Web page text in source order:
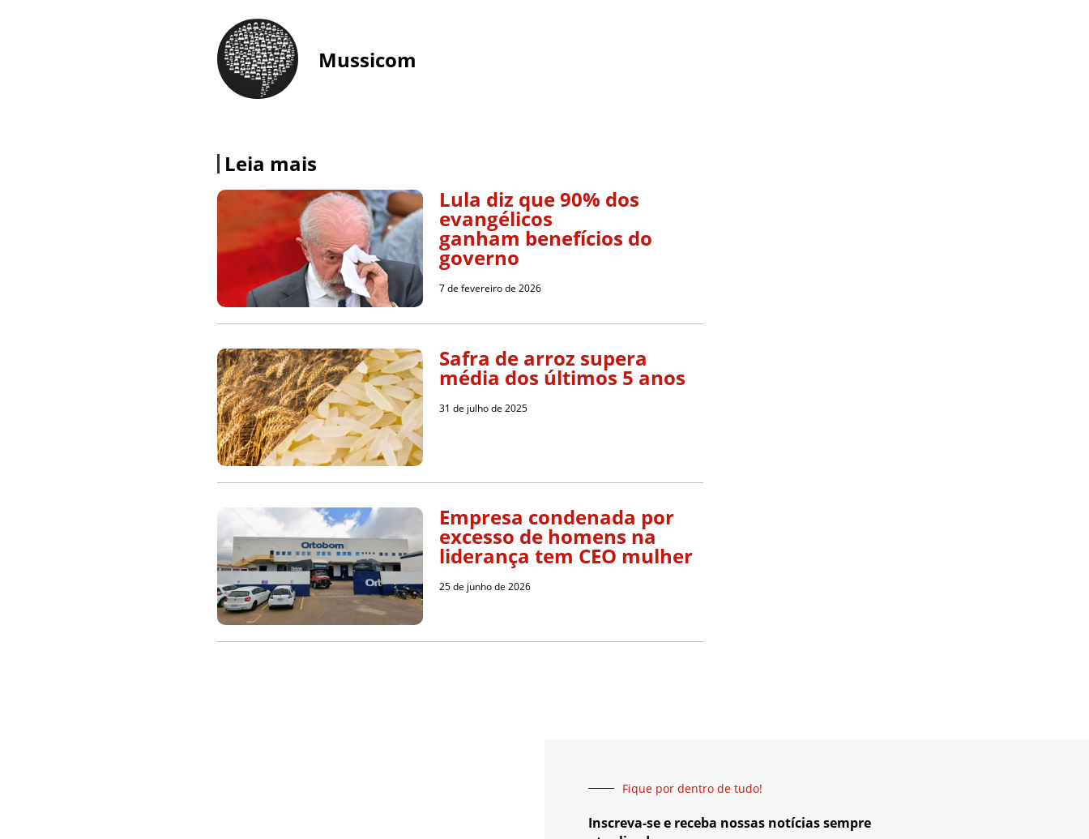
Mussicom
Leia mais
Lula diz que 90% dos
evangélicos
ganham benefícios do
governo
7 de fevereiro de 2026
Safra de arroz supera
média dos últimos 5 anos
31 de julho de 2025
Empresa condenada por
excesso de homens na
liderança tem CEO mulher
25 de junho de 2026
Fique por dentro de tudo!
Inscreva-se e receba nossas notícias sempre